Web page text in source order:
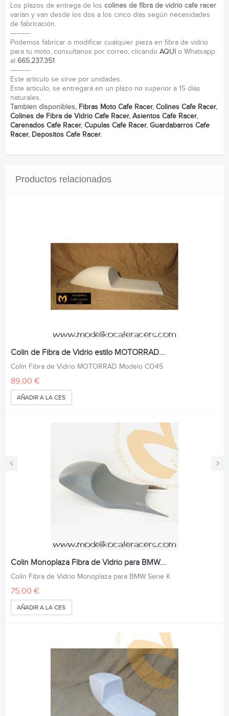
Los plazos de entrega de los colines de fibra de vidrio cafe racer
varían y van desde los dos a los cinco días según necesidades
de fabricación.
----------
Podemos fabricar o modificar cualquier pieza en fibra de vidrio
para tu moto, consultanos por correo, clicando AQUI o Whatsapp
al 665.237.351
----------
Este articulo se sirve por unidades.
Este artículo, se entregará en un plazo no superior a 15 días
naturales.
Tambien disponibles, Fibras Moto Cafe Racer, Colines Cafe Racer,
Colines de Fibra de Vidrio Cafe Racer, Asientos Cafe Racer,
Carenados Cafe Racer, Cupulas Cafe Racer, Guardabarros Cafe
Racer, Depositos Cafe Racer.
Productos relacionados
‹ ›
Colin de Fibra de Vidrio estilo MOTORRAD...
Colín Fibra de Vidrio MOTORRAD Modelo CO45
89,00 €
AÑADIR A LA CESTA
Colin Monoplaza Fibra de Vidrio para BMW...
Colín Fibra de Vidrio Monoplaza para BMW Serie K
75,00 €
AÑADIR A LA CESTA